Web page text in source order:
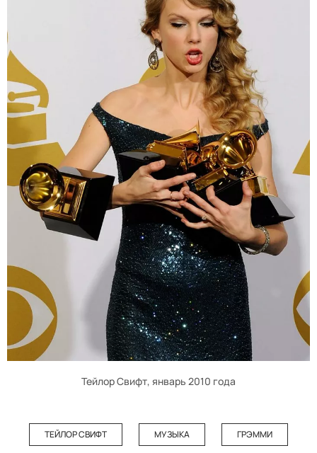
Тейлор Свифт, январь 2010 года
ТЕЙЛОР СВИФТ МУЗЫКА ГРЭММИ